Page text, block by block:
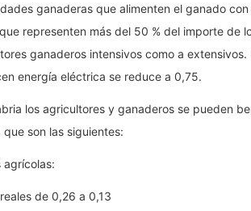
ganaderas que alimenten el ganado
representen más del 50 % del importe de
ganaderos intensivos como a
energía eléctrica se reduce a 0,75.
los agricultores y ganaderos se pueden
que son las siguientes:
agrícolas:
de 0,26 a 0,13